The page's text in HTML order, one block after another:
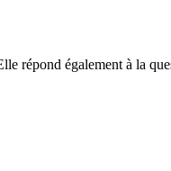
répond également à la